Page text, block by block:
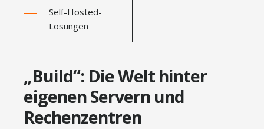
Self-Hosted-
Lösungen
„Build“: Die Welt hinter
eigenen Servern und
Rechenzentren